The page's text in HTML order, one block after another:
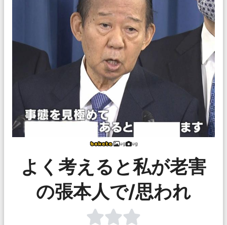
ug ug
よく考えると私が老害
の張本人で/思われ